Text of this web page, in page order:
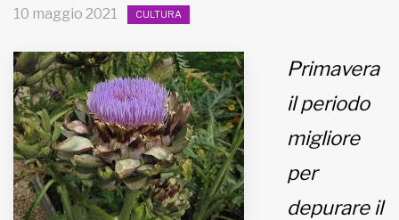
HOME
MUNICIPI
Inviateci le vostre segnalazioni
Iscriviti alla newsletter
10 maggio 2021 CULTURA
Primavera
il periodo
migliore
per
depurare il